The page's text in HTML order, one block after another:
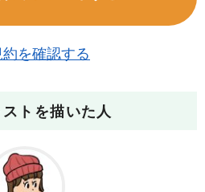
を確認する
トを描いた人